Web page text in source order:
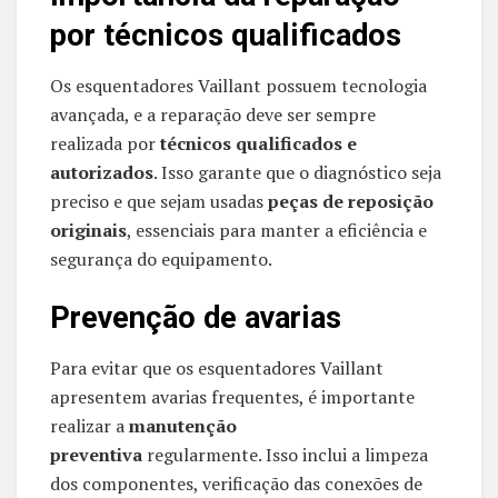
por técnicos qualificados
Os esquentadores Vaillant possuem tecnologia
avançada, e a reparação deve ser sempre
realizada portécnicos qualificados e
autorizados. Isso garante que o diagnóstico seja
preciso e que sejam usadaspeças de reposição
originais, essenciais para manter a eficiência e
segurança do equipamento.
Prevenção de avarias
Para evitar que os esquentadores Vaillant
apresentem avarias frequentes, é importante
realizar amanutenção
preventiva regularmente. Isso inclui a limpeza
dos componentes, verificação das conexões de